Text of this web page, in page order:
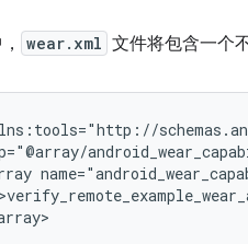
wear.xml 文件将包含一个